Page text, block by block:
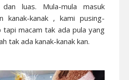
luas. Mula-mula masuk
kanak-kanak , kami pusing-
macam tak ada pula yang
tak ada kanak-kanak kan.